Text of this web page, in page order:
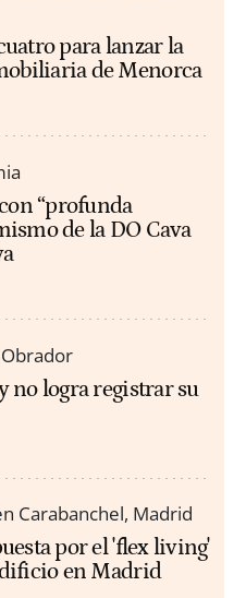
para lanzar la
de Menorca
“profunda
de la DO Cava
no logra registrar su
por el 'flex living'
en Madrid